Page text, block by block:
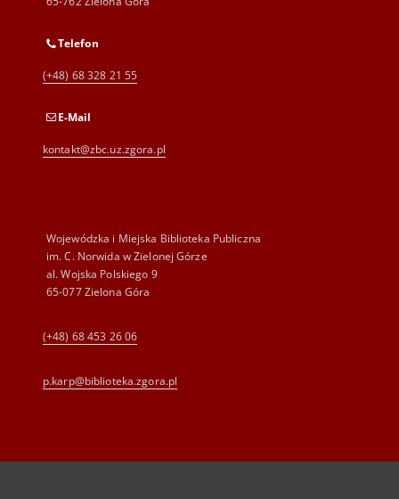
Telefon
(+48) 68 328 21 55
E-Mail
kontakt@zbc.uz.zgora.pl
Wojewódzka i Miejska Biblioteka Publiczna
im. C. Norwida w Zielonej Górze
al. Wojska Polskiego 9
65-077 Zielona Góra
(+48) 68 453 26 06
p.karp@biblioteka.zgora.pl